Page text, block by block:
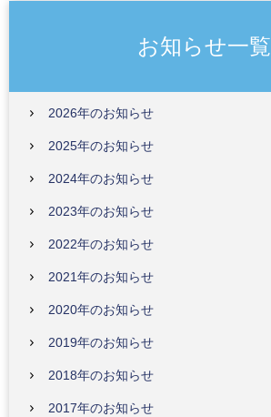
お知らせ一覧
2026年のお知らせ
2025年のお知らせ
2024年のお知らせ
2023年のお知らせ
2022年のお知らせ
2021年のお知らせ
2020年のお知らせ
2019年のお知らせ
2018年のお知らせ
2017年のお知らせ